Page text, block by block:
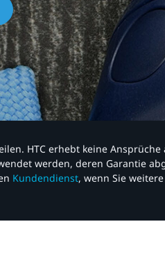
HTC erhebt keine
werden, deren Garantie
Kundendienst, wenn Sie